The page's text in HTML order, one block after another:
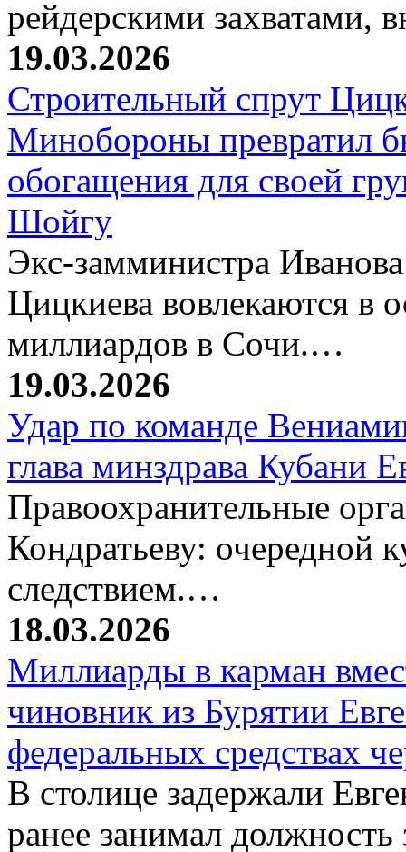
рейдерскими захватами,
19.03.2026
Строительный спрут
Минобороны превратил
обогащения для своей
Шойгу
Экс-замминистра
Цицкиева вовлекаются в
миллиардов в Сочи.…
19.03.2026
Удар по команде
глава минздрава Кубани
Правоохранительные
Кондратьеву: очередной
следствием.…
18.03.2026
Миллиарды в карман
чиновник из Бурятии
федеральных средствах
В столице задержали
ранее занимал должность